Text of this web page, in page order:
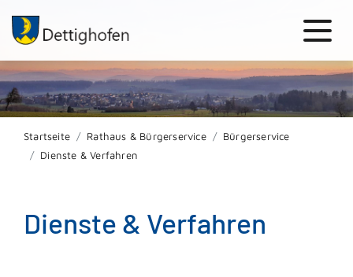
Startseite Rathaus & Bürgerservice
Bürgerservice
Dienste & Verfahren
Dienste & Verfahren